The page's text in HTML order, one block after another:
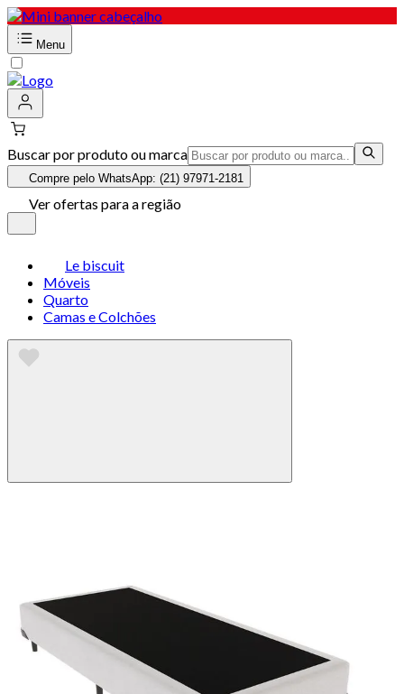
Menu
Buscar por produto ou marca
Compre pelo WhatsApp: (21) 97971-2181
Ver ofertas para a região
Le biscuit
Móveis
Quarto
Camas e Colchões